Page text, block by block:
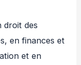
droit des
en finances et
et en